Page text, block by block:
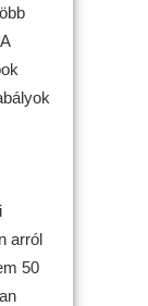
arról
50